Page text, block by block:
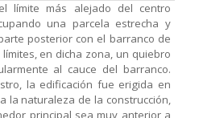
límite más alejado del centro
una parcela estrecha y
posterior con el barranco de
en dicha zona, un quiebro
al cauce del barranco.
la edificación fue erigida en
la naturaleza de la construcción,
principal sea muy anterior a